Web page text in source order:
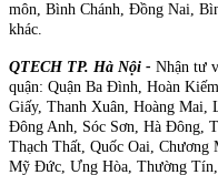
môn, Bình Chánh, Đồng Nai,
khác.
QTECH TP. Hà Nội - Nhận tư
quận: Quận Ba Đình, Hoàn
Giấy, Thanh Xuân, Hoàng
Đông Anh, Sóc Sơn, Hà Đông,
Thạch Thất, Quốc Oai,
Mỹ Đức, Ưng Hòa, Thường